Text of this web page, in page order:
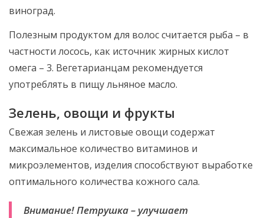
виноград.
Полезным продуктом для волос считается рыба – в
частности лосось, как источник жирных кислот
омега – 3. Вегетарианцам рекомендуется
употреблять в пищу льняное масло.
Зелень, овощи и фрукты
Свежая зелень и листовые овощи содержат
максимальное количество витаминов и
микроэлементов, изделия способствуют выработке
оптимального количества кожного сала.
Внимание! Петрушка – улучшает